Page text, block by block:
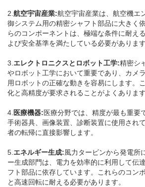
2. 航空宇宙産業:航空宇宙産業は、航空機エ
御システム用の精密シャフト部品に大きく
らのコンポーネントは、極端な条件に耐え
よび安全基準を満たしている必要があります
3. エレクトロニクスとロボット工学:精密シ
やロボット工学において重要であり、カメ
用ロボットの正確な動きを容易にします。
化と高精度が要求されることがよくあります
4. 医療機器:医療分野では、精度が最も重要
手術器具、画像装置、診断装置に使用され
者の転帰に直接影響します。
5. エネルギー生成: 風力タービンから発電所
ー生成部門は、電力を効率的に利用して伝
フト部品に依存しています。これらのコン
と高速回転に耐える必要があります。